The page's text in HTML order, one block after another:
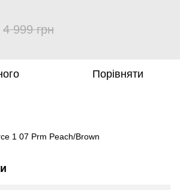
4 999 грн
Порівняти
1 07 Prm Peach/Brown